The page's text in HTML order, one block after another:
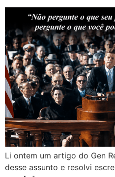
Li ontem um artigo do Gen
desse assunto e resolvi